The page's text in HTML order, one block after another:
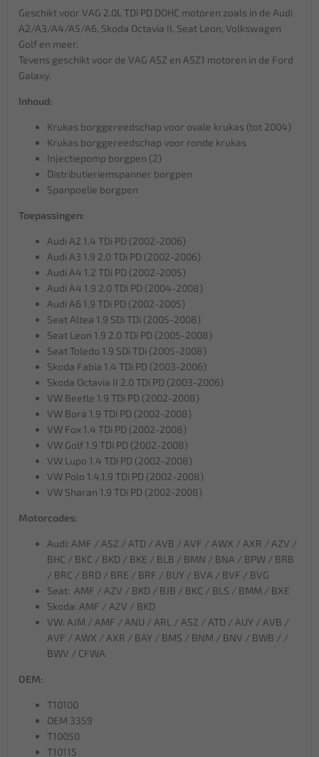
Geschikt voor VAG 2.0L TDi PD DOHC motoren zoals in de Audi
A2/A3/A4/A5/A6, Skoda Octavia II, Seat Leon, Volkswagen
Golf en meer.
Tevens geschikt voor de VAG ASZ en ASZ1 motoren in de Ford
Galaxy.
Inhoud:
Krukas borggereedschap voor ovale krukas (tot 2004)
Krukas borggereedschap voor ronde krukas
Injectiepomp borgpen (2)
Distributieriemspanner borgpen
Spanpoelie borgpen
Toepassingen:
Audi A2 1.4 TDi PD (2002-2006)
Audi A3 1.9 2.0 TDi PD (2002-2006)
Audi A4 1.2 TDi PD (2002-2005)
Audi A4 1.9 2.0 TDi PD (2004-2008)
Audi A6 1.9 TDi PD (2002-2005)
Seat Altea 1.9 SDi TDi (2005-2008)
Seat Leon 1.9 2.0 TDi PD (2005-2008)
Seat Toledo 1.9 SDi TDi (2005-2008)
Skoda Fabia 1.4 TDi PD (2003-2006)
Skoda Octavia II 2.0 TDi PD (2003-2006)
VW Beetle 1.9 TDi PD (2002-2008)
VW Bora 1.9 TDi PD (2002-2008)
VW Fox 1.4 TDi PD (2002-2008)
VW Golf 1.9 TDi PD (2002-2008)
VW Lupo 1.4 TDi PD (2002-2008)
VW Polo 1.4,1.9 TDi PD (2002-2008)
VW Sharan 1.9 TDi PD (2002-2008)
Motorcodes:
Audi: AMF / ASZ / ATD / AVB / AVF / AWX / AXR / AZV /
BHC / BKC / BKD / BKE / BLB / BMN / BNA / BPW / BRB
/ BRC / BRD / BRE / BRF / BUY / BVA / BVF / BVG
Seat: AMF / AZV / BKD / BJB / BKC / BLS / BMM / BXE
Skoda: AMF / AZV / BKD
VW: AJM / AMF / ANU / ARL / ASZ / ATD / AUY / AVB /
AVF / AWX / AXR / BAY / BMS / BNM / BNV / BWB / /
BWV / CFWA
OEM:
T10100
OEM 3359
T10050
T10115